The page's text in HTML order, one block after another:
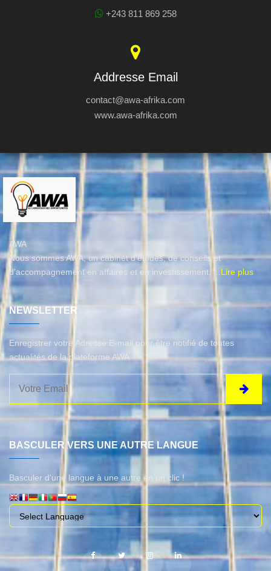
+243 811 869 258
Addresse Email
contact@awa-afrika.com
www.awa-afrika.com
AWA
Nous sommes AWA, un cabinet d’études, de conseils et
d'accompagnement en affaires et en investissement. ...Lire plus
NEWSLETTER
Enregistrer votre Adresse E-mail pour être notifié de toutes
actualités de la plateforme AWA
BASCULER VERS UNE AUTRE LANGUE
Basculer d'une langue à une autre en un clic !